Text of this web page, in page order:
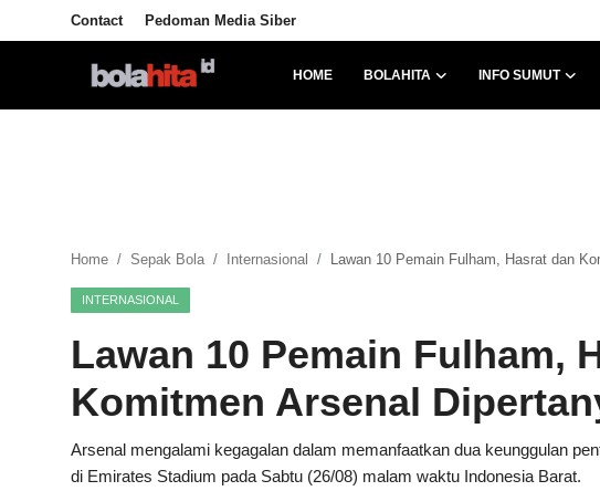
Contact Pedoman Media Siber
HOME BOLAHITA INFO SUMUT
All Sports
Sportainment
Home Sepak Bola Internasional Lawan 10 Pemain Fulham, Hasrat dan
INTERNASIONAL
Lawan 10 Pemain Fulham,
Komitmen Arsenal
Arsenal mengalami kegagalan dalam memanfaatkan dua keunggulan
di Emirates Stadium pada Sabtu (26/08) malam waktu Indonesia Barat.